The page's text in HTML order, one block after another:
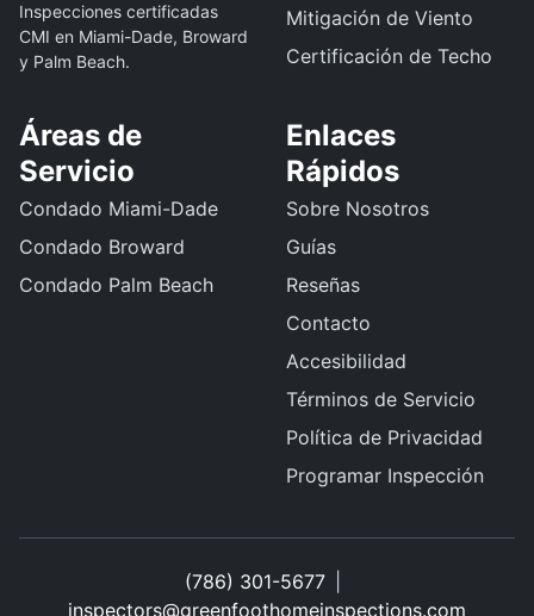
Inspecciones certificadas
CMI en Miami-Dade, Broward
y Palm Beach.
Mitigación de Viento
Certificación de Techo
Áreas de
Servicio
Condado Miami-Dade
Condado Broward
Condado Palm Beach
Enlaces
Rápidos
Sobre Nosotros
Guías
Reseñas
Contacto
Accesibilidad
Términos de Servicio
Política de Privacidad
Programar Inspección
(786) 301-5677
inspectors@greenfoothomeinspections.com